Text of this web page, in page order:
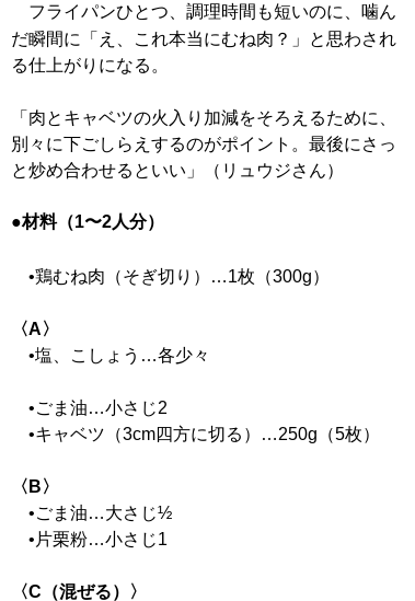
フライパンひとつ、調理時間も短いのに、噛ん
だ瞬間に「え、これ本当にむね肉？」と思わされ
る仕上がりになる。
「肉とキャベツの火入り加減をそろえるために、
別々に下ごしらえするのがポイント。最後にさっ
と炒め合わせるといい」（リュウジさん）
●材料（1〜2人分）
•鶏むね肉（そぎ切り）…1枚（300g）
〈A〉
•塩、こしょう…各少々
•ごま油…小さじ2
•キャベツ（3cm四方に切る）…250g（5枚）
〈B〉
•ごま油…大さじ½
•片栗粉…小さじ1
〈C（混ぜる）〉